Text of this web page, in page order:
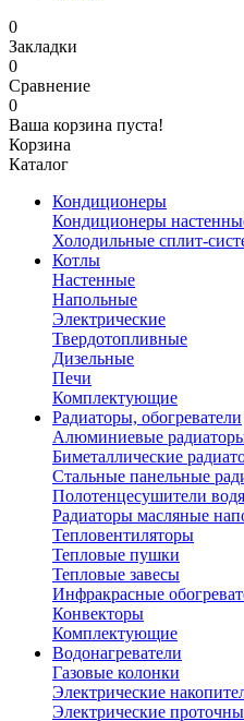
0
Закладки
0
Сравнение
0
Ваша корзина пуста!
Корзина
Каталог
Кондиционеры
Кондиционеры
Холодильные сплит-
Котлы
Настенные
Напольные
Электрические
Твердотопливные
Дизельные
Печи
Комплектующие
Радиаторы, обогреватели
Алюминиевые
Биметаллические
Стальные панельные
Полотенцесушители
Радиаторы масляные
Тепловентиляторы
Тепловые пушки
Тепловые завесы
Инфракрасные
Конвекторы
Комплектующие
Водонагреватели
Газовые колонки
Электрические
Электрические